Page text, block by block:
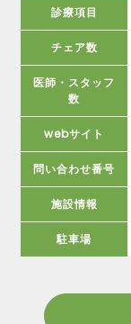
診療項目
チェア数
医師・スタッフ
数
webサイト
問い合わせ番号
施設情報
駐車場